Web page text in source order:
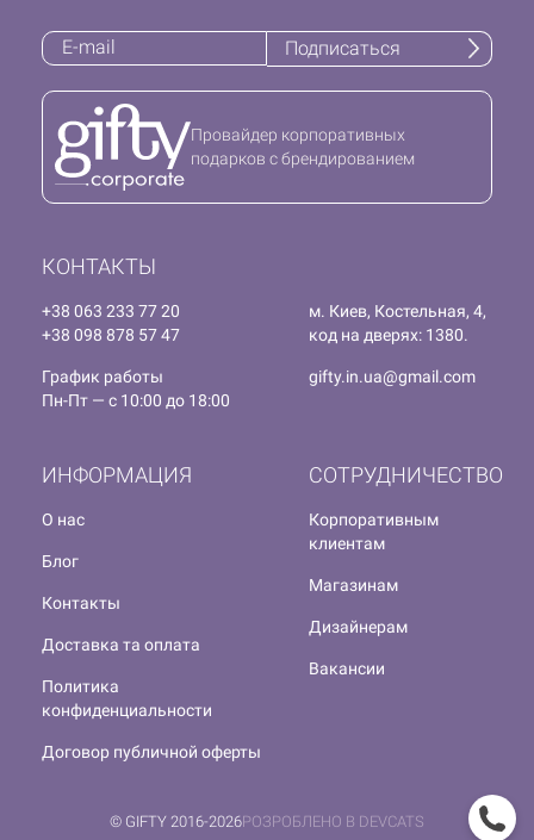
КОНТАКТЫ
+38 063 233 77 20
+38 098 878 57 47
м. Киев, Костельная, 4,
код на дверях: 1380.
График работы
Пн-Пт — с 10:00 до 18:00
gifty.in.ua@gmail.com
СОТРУДНИЧЕСТВО
Корпоративным
клиентам
Магазинам
Дизайнерам
Вакансии
ИНФОРМАЦИЯ
О нас
Блог
Контакты
Доставка та оплата
Политика
конфиденциальности
Договор публичной оферты
Подписаться
Провайдер корпоративных
подарков с брендированием
© GIFTY 2016-2026РОЗРОБЛЕНО В DEVCATS